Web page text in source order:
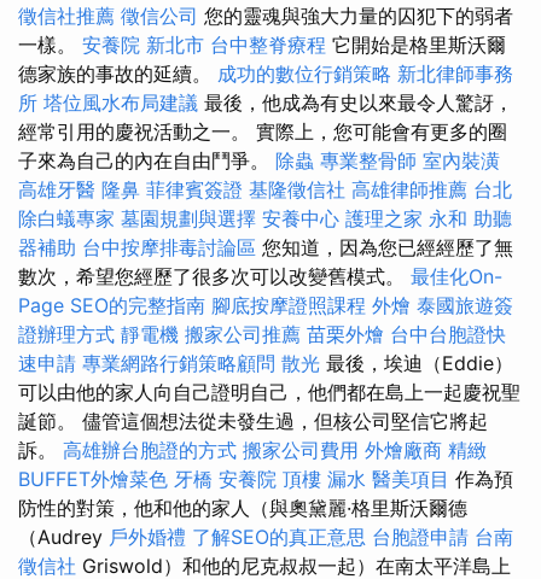
徵信社推薦 徵信公司 您的靈魂與強大力量的囚犯下的弱者
一樣。 安養院 新北市 台中整脊療程 它開始是格里斯沃爾
德家族的事故的延續。 成功的數位行銷策略 新北律師事務
所 塔位風水布局建議 最後，他成為有史以來最令人驚訝，
經常引用的慶祝活動之一。 實際上，您可能會有更多的圈
子來為自己的內在自由鬥爭。 除蟲 專業整骨師 室內裝潢
高雄牙醫 隆鼻 菲律賓簽證 基隆徵信社 高雄律師推薦 台北
除白蟻專家 墓園規劃與選擇 安養中心 護理之家 永和 助聽
器補助 台中按摩排毒討論區 您知道，因為您已經經歷了無
數次，希望您經歷了很多次可以改變舊模式。 最佳化On-
Page SEO的完整指南 腳底按摩證照課程 外燴 泰國旅遊簽
證辦理方式 靜電機 搬家公司推薦 苗栗外燴 台中台胞證快
速申請 專業網路行銷策略顧問 散光 最後，埃迪（Eddie）
可以由他的家人向自己證明自己，他們都在島上一起慶祝聖
誕節。 儘管這個想法從未發生過，但核公司堅信它將起
訴。 高雄辦台胞證的方式 搬家公司費用 外燴廠商 精緻
BUFFET外燴菜色 牙橋 安養院 頂樓 漏水 醫美項目 作為預
防性的對策，他和他的家人（與奧黛麗·格里斯沃爾德
（Audrey 戶外婚禮 了解SEO的真正意思 台胞證申請 台南
徵信社 Griswold）和他的尼克叔叔一起）在南太平洋島上